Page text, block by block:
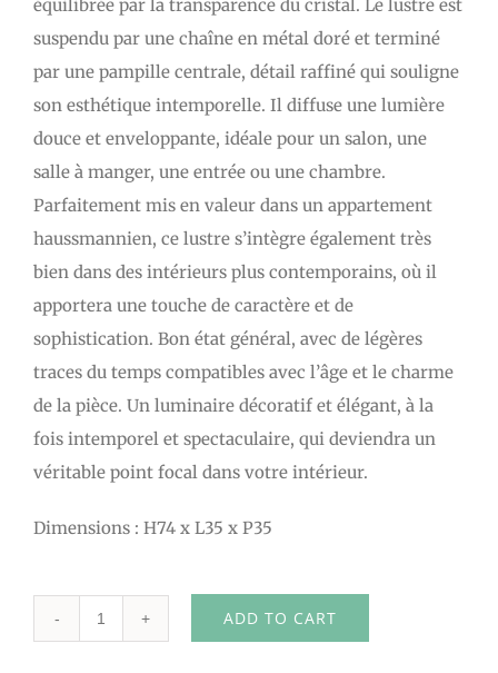
équilibrée par la transparence du cristal. Le lustre est
suspendu par une chaîne en métal doré et terminé
par une pampille centrale, détail raffiné qui souligne
son esthétique intemporelle. Il diffuse une lumière
douce et enveloppante, idéale pour un salon, une
salle à manger, une entrée ou une chambre.
Parfaitement mis en valeur dans un appartement
haussmannien, ce lustre s’intègre également très
bien dans des intérieurs plus contemporains, où il
apportera une touche de caractère et de
sophistication. Bon état général, avec de légères
traces du temps compatibles avec l’âge et le charme
de la pièce. Un luminaire décoratif et élégant, à la
fois intemporel et spectaculaire, qui deviendra un
véritable point focal dans votre intérieur.
Dimensions : H74 x L35 x P35
ADD TO CART